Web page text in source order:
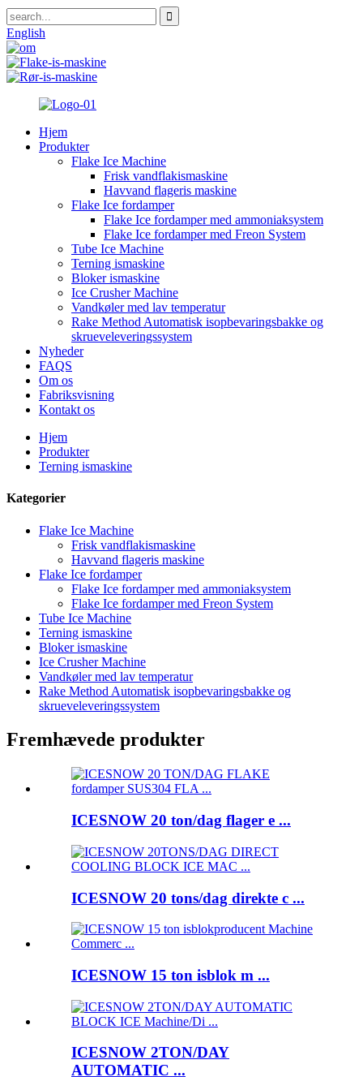
English
Hjem
Produkter
Flake Ice Machine
Frisk vandflakismaskine
Havvand flageris maskine
Flake Ice fordamper
Flake Ice fordamper med ammoniaksystem
Flake Ice fordamper med Freon System
Tube Ice Machine
Terning ismaskine
Bloker ismaskine
Ice Crusher Machine
Vandkøler med lav temperatur
Rake Method Automatisk isopbevaringsbakke og
skrueveleveringssystem
Nyheder
FAQS
Om os
Fabriksvisning
Kontakt os
Hjem
Produkter
Terning ismaskine
Kategorier
Flake Ice Machine
Frisk vandflakismaskine
Havvand flageris maskine
Flake Ice fordamper
Flake Ice fordamper med ammoniaksystem
Flake Ice fordamper med Freon System
Tube Ice Machine
Terning ismaskine
Bloker ismaskine
Ice Crusher Machine
Vandkøler med lav temperatur
Rake Method Automatisk isopbevaringsbakke og
skrueveleveringssystem
Fremhævede produkter
ICESNOW 20 ton/dag flager e ...
ICESNOW 20 tons/dag direkte c ...
ICESNOW 15 ton isblok m ...
ICESNOW 2TON/DAY
AUTOMATIC ...